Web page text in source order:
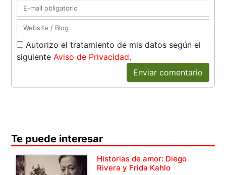
Autorizo el tratamiento de mis datos según el
siguiente Aviso de Privacidad.
Enviar comentario
Te puede interesar
Historias de amor: Diego
Rivera y Frida Kahlo